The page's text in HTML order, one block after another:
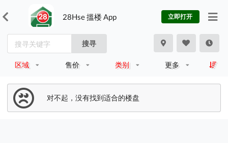
28Hse 搵楼 App 立即打开
搜寻
区域 售价 类别 更多
对不起，没有找到适合的楼盘